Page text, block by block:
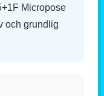
Micropose
och grundlig